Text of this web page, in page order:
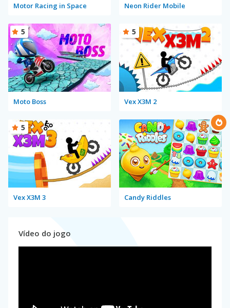
Motor Racing in Space Neon Rider Mobile
Moto Boss
5
Vex X3M 2
5
Vex X3M 3
5
Candy Riddles
Vídeo do jogo